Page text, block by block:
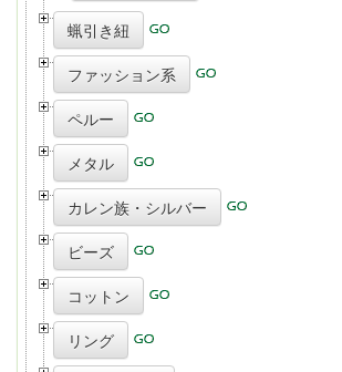
蝋引き紐
ファッション系
ペルー
メタル
カレン族・シルバー
ビーズ
コットン
リング